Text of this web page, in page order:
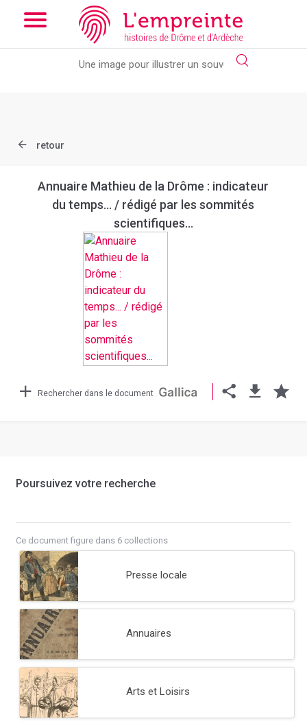
Array ( [slug] => document [ref] => bpt6k64718376 )
new slick-theme.css if you want the default styling
retour
Annuaire Mathieu de la Drôme : indicateur
du temps... / rédigé par les sommités
scientifiques...
Rechercher dans le document
Poursuivez votre recherche
Ce document figure dans 6 collections
Presse locale
Annuaires
Arts et Loisirs